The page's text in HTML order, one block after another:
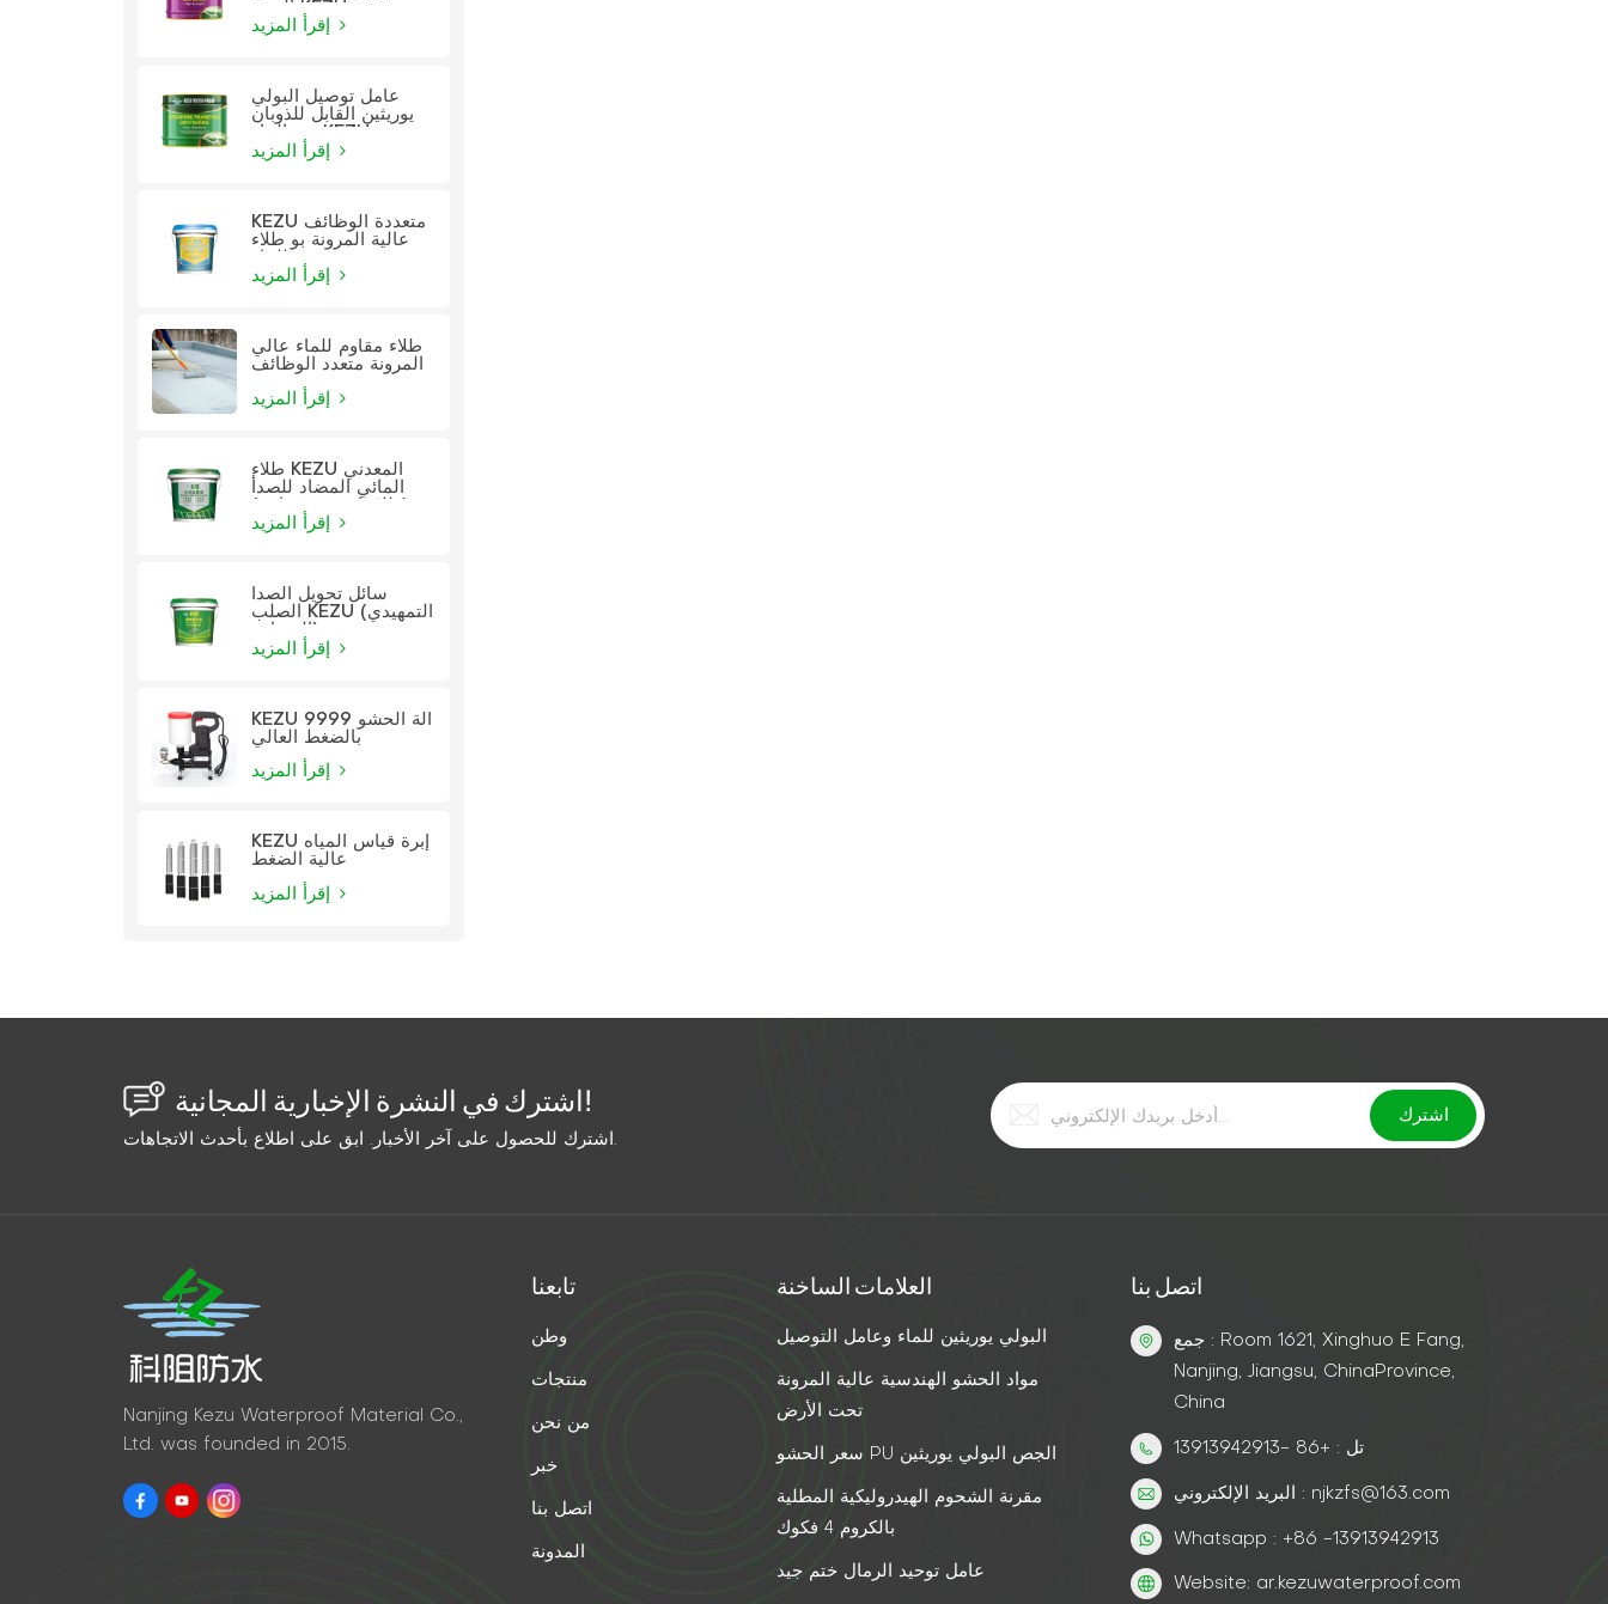
عامل توصيل البولي
يوريثين القابل للذوبان
KEZU متعددة الوظائف
عالية المرونة بو طلاء
طلاء مقاوم للماء عالي
المرونة متعدد الوظائف
طلاء KEZU المعدني
المائي المضاد للصدأ
سائل تحويل الصدأ
الصلب KEZU (التمهيدي
KEZU 9999 آلة الحشو
بالضغط العالي
KEZU إبرة قياس المياه
عالية الضغط
اشترك في النشرة الإخبارية المجانية!
اشترك للحصول على آخر الأخبار. ابق على اطلاع بأحدث الاتجاهات.
Nanjing Kezu Waterproof Material Co.,
Ltd. was founded in 2015.
تابعنا
وطن
منتجات
من نحن
خبر
اتصل بنا
المدونة
العلامات الساخنة
البولي يوريثين للماء وعامل التوصيل
مواد الحشو الهندسية عالية المرونة
تحت الأرض
سعر الحشو PU الجص البولي يوريثين
مقرنة الشحوم الهيدروليكية المطلية
بالكروم 4 فكوك
عامل توحيد الرمال ختم جيد
اتصل بنا
جمع : Room 1621, Xinghuo E Fang,
Nanjing, Jiangsu, ChinaProvince,
China
تل : +86 -13913942913
البريد الإلكتروني : njkzfs@163.com
Whatsapp : +86 -13913942913
Website: ar.kezuwaterproof.com